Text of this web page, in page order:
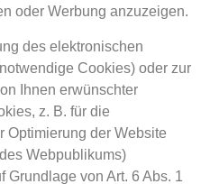
oder Werbung anzuzeigen.
des elektronischen
Cookies) oder zur
Ihnen erwünschter
z. B. für die
Optimierung der Website
Webpublikums)
Grundlage von Art. 6 Abs. 1